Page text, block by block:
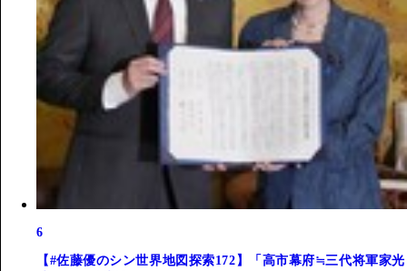
6
【#佐藤優のシン世界地図探索172】「高市幕府≒三代将軍家光